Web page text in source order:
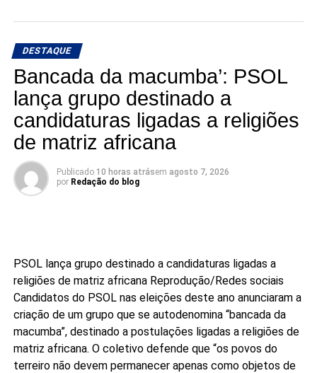
DESTAQUE
Bancada da macumba’: PSOL
lança grupo destinado a
candidaturas ligadas a religiões
de matriz africana
Publicado 10 horas atrásem agosto 7, 2026
por Redação do blog
PSOL lança grupo destinado a candidaturas ligadas a
religiões de matriz africana Reprodução/Redes sociais
Candidatos do PSOL nas eleições deste ano anunciaram a
criação de um grupo que se autodenomina “bancada da
macumba”, destinado a postulações ligadas a religiões de
matriz africana. O coletivo defende que “os povos do
terreiro não devem permanecer apenas como objetos de